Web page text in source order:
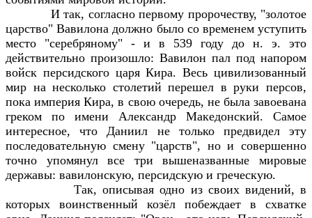
И так, согласно первому пророчеству, "золотое
царство" Вавилона должно было со временем уступить
место "серебряному" - и в 539 году до н. э. это
действительно произошло: Вавилон пал под напором
войск персидского царя Кира. Весь цивилизованный
мир на несколько столетий перешел в руки персов,
пока империя Кира, в свою очередь, не была завоевана
греком по имени Александр Македонский. Самое
интересное, что Даниил не только предвидел эту
последовательную смену "царств", но и совершенно
точно упомянул все три вышеназванные мировые
державы: вавилонскую, персидскую и греческую.
Так, описывая одно из своих видений, в
которых воинственный козёл побеждает в схватке